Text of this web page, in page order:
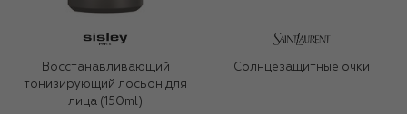
Восстанавливающий
тонизирующий лосьон для
лица (150ml)
Солнцезащитные очки